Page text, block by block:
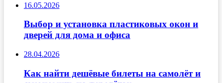
16.05.2026
Выбор и установка пластиковых окон и
дверей для дома и офиса
28.04.2026
Как найти дешёвые билеты на самолёт и